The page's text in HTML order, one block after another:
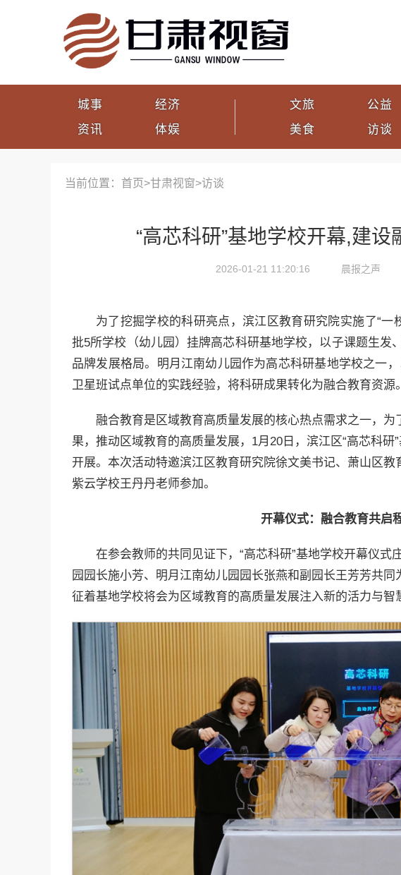
城事
资讯
经济
体娱
文旅
美食
公益
访谈
当前位置：首页>甘肃视窗>访谈
“高芯科研”基地学校开幕,建
2026-01-21 11:20:16 晨报之声
为了挖掘学校的科研亮点，滨江区教育研究院实施了“一
批5所学校（幼儿园）挂牌高芯科研基地学校，以子课题生发
品牌发展格局。明月江南幼儿园作为高芯科研基地学校之一
卫星班试点单位的实践经验，将科研成果转化为融合教育资源。
融合教育是区域教育高质量发展的核心热点需求之一，
果，推动区域教育的高质量发展，1月20日，滨江区“高芯科研
开展。本次活动特邀滨江区教育研究院徐文美书记、萧山区
紫云学校王丹丹老师参加。
开幕仪式：融合教育共启
在参会教师的共同见证下，“高芯科研”基地学校开幕仪式
园园长施小芳、明月江南幼儿园园长张燕和副园长王芳芳共同
征着基地学校将会为区域教育的高质量发展注入新的活力与智